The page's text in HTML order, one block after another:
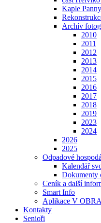
Kaple
Archív
2010
2011
2012
2013
2014
2015
2016
2017
2018
2019
2023
2024
2026
2025
Odpadové
Kalendář
Dokumenty
Ceník a další
Smart Info
Aplikace V
Kontakty
Senioři